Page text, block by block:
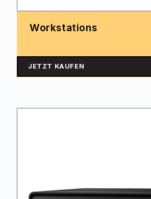
Workstations
JETZT KAUFEN